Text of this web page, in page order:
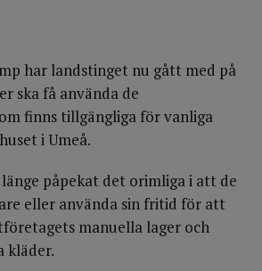
har landstinget nu gått med på
ska få använda de
finns tillgängliga för vanliga
i Umeå.
påpekat det orimliga i att de
eller använda sin fritid för att
manuella lager och
kläder.